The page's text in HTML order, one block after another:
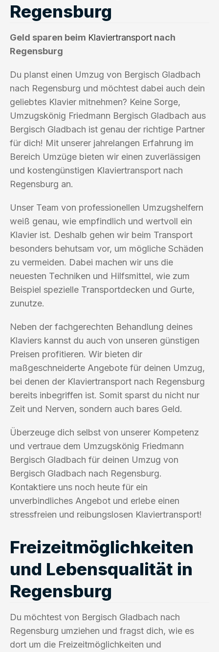
Regensburg
Geld sparen beim Klaviertransport nach
Regensburg
Du planst einen Umzug von Bergisch Gladbach
nach Regensburg und möchtest dabei auch dein
geliebtes Klavier mitnehmen? Keine Sorge,
Umzugskönig Friedmann Bergisch Gladbach aus
Bergisch Gladbach ist genau der richtige Partner
für dich! Mit unserer jahrelangen Erfahrung im
Bereich Umzüge bieten wir einen zuverlässigen
und kostengünstigen Klaviertransport nach
Regensburg an.
Unser Team von professionellen Umzugshelfern
weiß genau, wie empfindlich und wertvoll ein
Klavier ist. Deshalb gehen wir beim Transport
besonders behutsam vor, um mögliche Schäden
zu vermeiden. Dabei machen wir uns die
neuesten Techniken und Hilfsmittel, wie zum
Beispiel spezielle Transportdecken und Gurte,
zunutze.
Neben der fachgerechten Behandlung deines
Klaviers kannst du auch von unseren günstigen
Preisen profitieren. Wir bieten dir
maßgeschneiderte Angebote für deinen Umzug,
bei denen der Klaviertransport nach Regensburg
bereits inbegriffen ist. Somit sparst du nicht nur
Zeit und Nerven, sondern auch bares Geld.
Überzeuge dich selbst von unserer Kompetenz
und vertraue dem Umzugskönig Friedmann
Bergisch Gladbach für deinen Umzug von
Bergisch Gladbach nach Regensburg.
Kontaktiere uns noch heute für ein
unverbindliches Angebot und erlebe einen
stressfreien und reibungslosen Klaviertransport!
Freizeitmöglichkeiten
und Lebensqualität in
Regensburg
Du möchtest von Bergisch Gladbach nach
Regensburg umziehen und fragst dich, wie es
dort um die Freizeitmöglichkeiten und